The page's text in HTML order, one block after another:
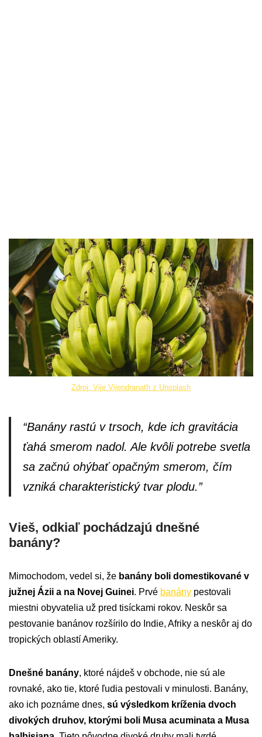
Zdroj: Vije Vijendranath z Unsplash
“Banány rastú v trsoch, kde ich gravitácia
ťahá smerom nadol. Ale kvôli potrebe svetla
sa začnú ohýbať opačným smerom, čím
vzniká charakteristický tvar plodu.”
Vieš, odkiaľ pochádzajú dnešné
banány?
Mimochodom, vedel si, že banány boli domestikované v
južnej Ázii a na Novej Guinei. Prvé banány pestovali
miestni obyvatelia už pred tisíckami rokov. Neskôr sa
pestovanie banánov rozšírilo do Indie, Afriky a neskôr aj do
tropických oblastí Ameriky.
Dnešné banány, ktoré nájdeš v obchode, nie sú ale
rovnaké, ako tie, ktoré ľudia pestovali v minulosti. Banány,
ako ich poznáme dnes, sú výsledkom kríženia dvoch
divokých druhov, ktorými boli Musa acuminata a Musa